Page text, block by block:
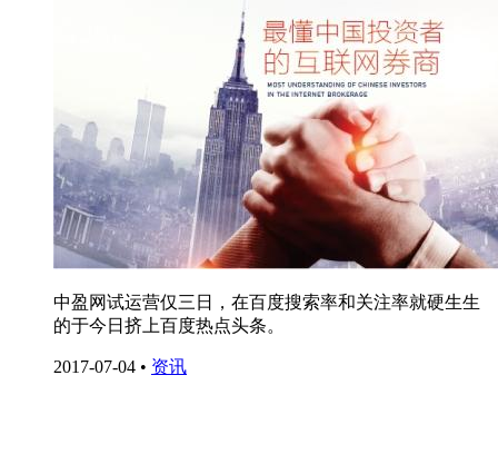
中盈网试运营仅三日，在百度搜索率和关注率就硬生生
的于今日挤上百度热点头条。
2017-07-04 • 资讯